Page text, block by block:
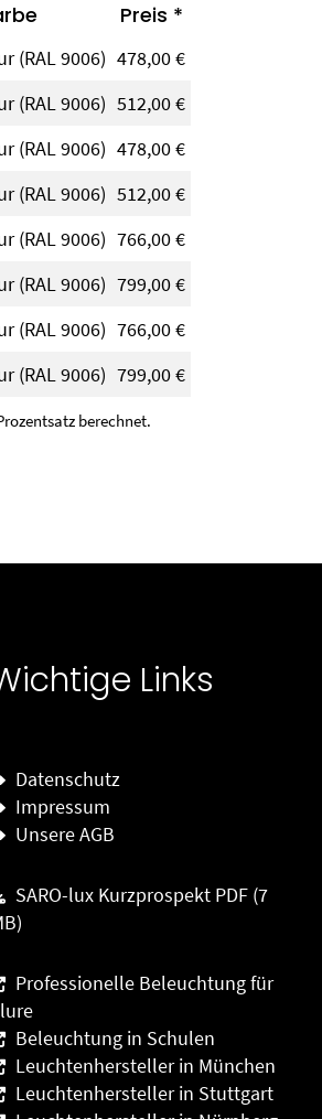
Preis *
(RAL 9006) 478,00 €
(RAL 9006) 512,00 €
(RAL 9006) 478,00 €
(RAL 9006) 512,00 €
(RAL 9006) 766,00 €
(RAL 9006) 799,00 €
(RAL 9006) 766,00 €
(RAL 9006) 799,00 €
berechnet.
Links
Datenschutz
Impressum
Unsere AGB
SARO-lux Kurzprospekt PDF (7
Professionelle Beleuchtung für
Beleuchtung in Schulen
Leuchtenhersteller in München
Leuchtenhersteller in Stuttgart